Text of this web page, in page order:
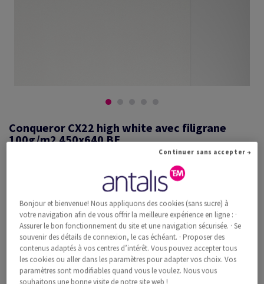
Conqueror CX22 high white avec filigrane
100g/m2 450x640 BE
Conqueror CX22, high white, 100g/m2, lisse, avec filigrane, woodfree
ECF with 15% cotton, 120µm, 450mm x 640mm, SRA2, BE, Paquet de
500 feuilles, FSC Mix Credit
Information additionnelle
Recommander ce produit
Prix catalogue TVA incl.
Bonjour et bienvenue! Nous appliquons des cookies (sans sucre) à
votre navigation afin de vous offrir la meilleure expérience en ligne : ·
Assurer le bon fonctionnement du site et une navigation sécurisée. · Se
souvenir des détails de connexion, le cas échéant. · Proposer des
contenus adaptés à vos centres d’intérêt. Vous pouvez accepter tous
les cookies ou aller dans les paramètres pour adapter vos choix. Vos
paramètres sont modifiables quand vous le voulez. Nous vous
souhaitons une bonne visite de notre site web !
Continuer sans accepter →